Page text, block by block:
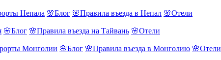
Непала 🌸Блог 🌸Правила въезда в Непал 🌸Отели
🌸Блог 🌸Правила въезда на Тайвань 🌸Отели
Монголии 🌸Блог 🌸Правила въезда в Монголию 🌸Отели